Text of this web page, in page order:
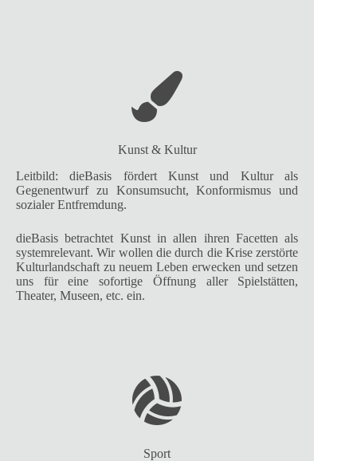
Kunst & Kultur
Leitbild: dieBasis fördert Kunst und Kultur als
Gegenentwurf zu Konsumsucht, Konformismus und
sozialer Entfremdung.
dieBasis betrachtet Kunst in allen ihren Facetten als
systemrelevant. Wir wollen die durch die Krise zerstörte
Kulturlandschaft zu neuem Leben erwecken und setzen
uns für eine sofortige Öffnung aller Spielstätten,
Theater, Museen, etc. ein.
Sport